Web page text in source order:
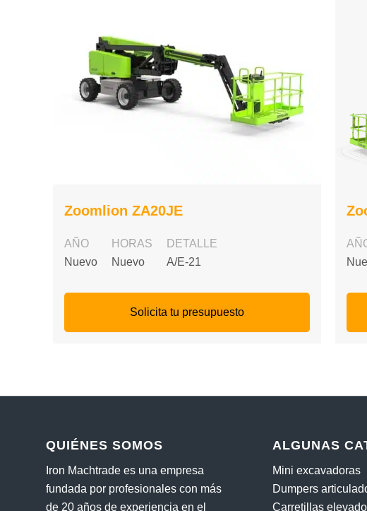
Zoomlion ZA20JE
AÑO
Nuevo
HORAS
Nuevo
DETALLE
A/E-21
Solicita tu presupuesto
QUIÉNES SOMOS
Iron Machtrade es una empresa
fundada por profesionales con más
de 20 años de experiencia en el
ALGUNAS
Mini excavadoras
Dumpers
Carretillas